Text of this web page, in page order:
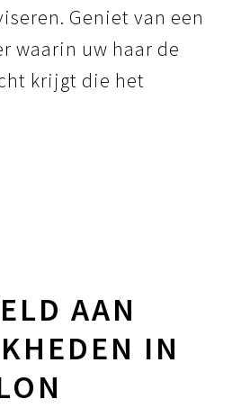
Geniet van een
waarin uw haar de
krijgt die het
AAN
IN